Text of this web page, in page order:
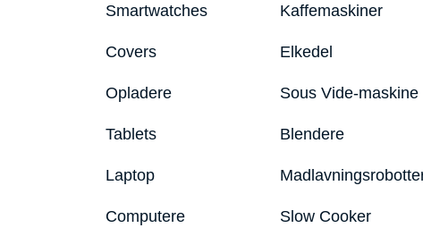
Smartwatches
Covers
Opladere
Tablets
Laptop
Computere
Kaffemaskiner
Elkedel
Sous Vide-maskine
Blendere
Slow Cooker